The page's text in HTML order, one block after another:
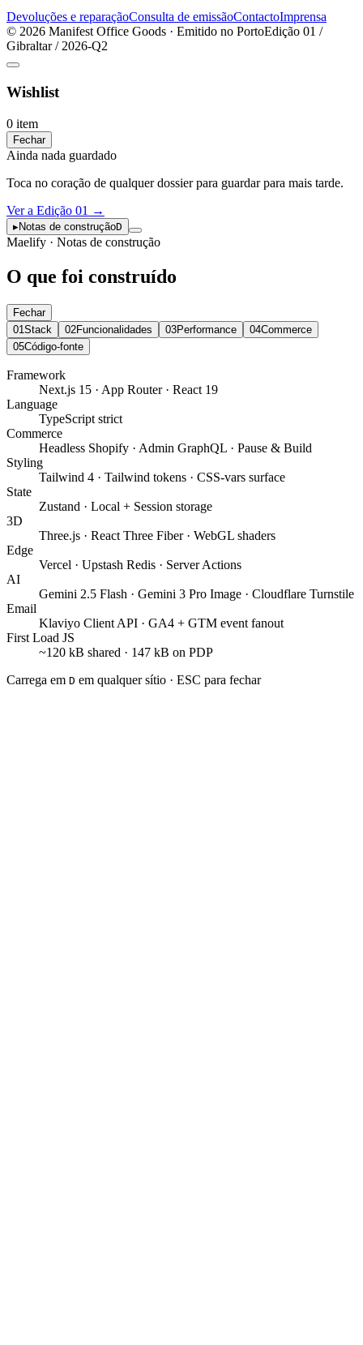
Devoluções e reparaçãoConsulta de emissãoContactoImprensa
© 2026 Manifest Office Goods · Emitido no PortoEdição 01 /
Gibraltar / 2026-Q2
Wishlist
0 item
Fechar
Ainda nada guardado
Toca no coração de qualquer dossier para guardar para mais tarde.
Ver a Edição 01 →
▸Notas de construçãoD
Maelify · Notas de construção
O que foi construído
Fechar
01Stack 02Funcionalidades 03Performance 04Commerce
05Código-fonte
Framework
Next.js 15 · App Router · React 19
Language
TypeScript strict
Commerce
Headless Shopify · Admin GraphQL · Pause & Build
Styling
Tailwind 4 · Tailwind tokens · CSS-vars surface
State
Zustand · Local + Session storage
3D
Three.js · React Three Fiber · WebGL shaders
Edge
Vercel · Upstash Redis · Server Actions
AI
Gemini 2.5 Flash · Gemini 3 Pro Image · Cloudflare Turnstile
Email
Klaviyo Client API · GA4 + GTM event fanout
First Load JS
~120 kB shared · 147 kB on PDP
Carrega em D em qualquer sítio · ESC para fechar